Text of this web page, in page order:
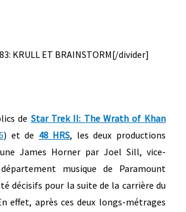
KRULL ET BRAINSTORM[/divider]
de Star Trek II: The Wrath of Khan
) et de 48 HRS, les deux productions
James Horner par Joel Sill, vice-
musique de Paramount
décisifs pour la suite de la carrière du
effet, après ces deux longs-métrages